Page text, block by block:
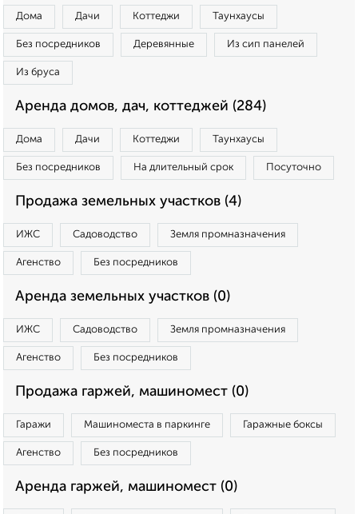
Дома Дачи Коттеджи Таунхаусы
Без посредников Деревянные Из сип панелей
Из бруса
Аренда домов, дач, коттеджей (284)
Дома Дачи Коттеджи Таунхаусы
Без посредников На длительный срок Посуточно
Продажа земельных участков (4)
ИЖС Садоводство Земля промназначения
Агенство Без посредников
Аренда земельных участков (0)
ИЖС Садоводство Земля промназначения
Агенство Без посредников
Продажа гаржей, машиномест (0)
Гаражи Машиноместа в паркинге Гаражные боксы
Агенство Без посредников
Аренда гаржей, машиномест (0)